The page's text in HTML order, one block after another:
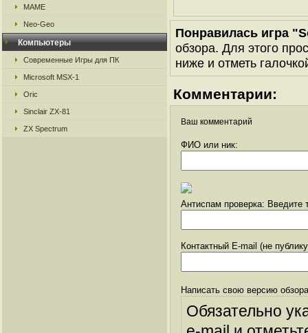
MAME
Neo-Geo
Компьютеры
Современные Игры для ПК
Microsoft MSX-1
Oric
Sinclair ZX-81
ZX Spectrum
Понравилась игра
обзора. Для этого
ниже и отметь
Комментарии:
Ваш комментарий
ФИО или ник:
Антиспам проверка: Введите
Контактный E-mail (не
Написать свою версию
Обязательно